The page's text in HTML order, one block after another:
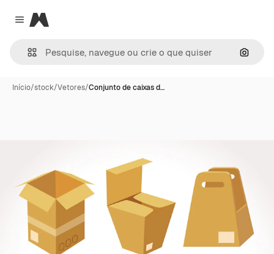
Close menu
Magnific
Início/stock/Vetores/Conjunto de caixas d…